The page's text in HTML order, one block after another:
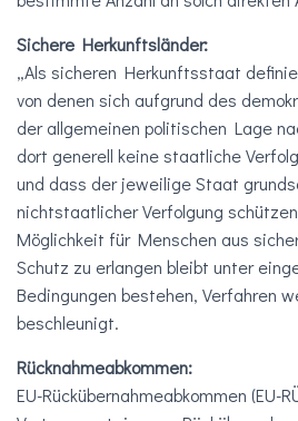
Sichere Herkunftsländer:
„Als sicheren Herkunftsstaat
von denen sich aufgrund des
der allgemeinen politischen Lage
dort generell keine staatliche
und dass der jeweilige Staat
nichtstaatlicher Verfolgung schützen
Möglichkeit für Menschen aus
Schutz zu erlangen bleibt unter
Bedingungen bestehen, Verfahren
beschleunigt.
Rücknahmeabkommen:
EU-Rückübernahmeabkommen (EU-